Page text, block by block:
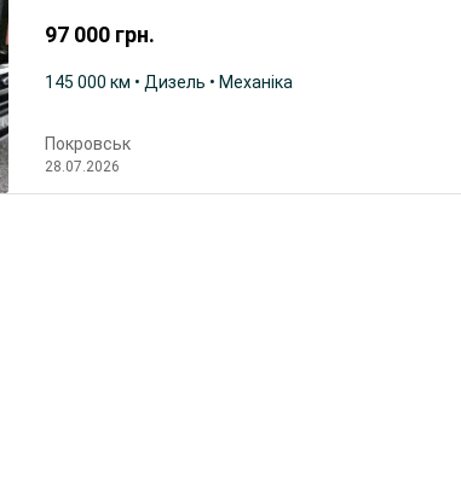
97 000 грн.
145 000 км • Дизель • Механіка
Покровськ
28.07.2026